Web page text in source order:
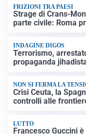
FRIZIONI TRA PAESI
Strage di Crans-
parte civile: Roma
INDAGINE DIGOS
Terrorismo,
propaganda
NON SI FERMA LA
Crisi Ceuta, la
controlli alle
LUTTO
Francesco Guccini